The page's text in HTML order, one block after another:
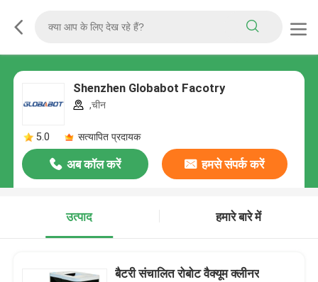
Shenzhen Globabot Facotry
,चीन
5.0 सत्यापित प्रदायक
अब कॉल करें हमसे संपर्क करें
उत्पाद हमारे बारे में
बैटरी संचालित रोबोट वैक्यूम क्लीनर